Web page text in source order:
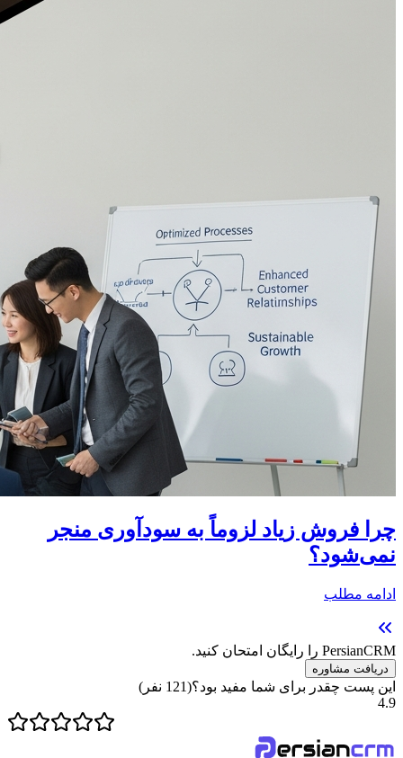
چرا فروش زیاد لزوماً به سودآوری منجر
نمی‌شود؟
ادامه مطلب
PersianCRM را رایگان امتحان کنید.
دریافت مشاوره
این پست چقدر برای شما مفید بود؟(
121 نفر)
4.9